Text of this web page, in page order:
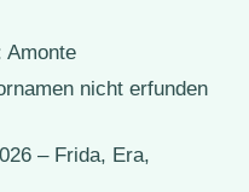
Amonte
nicht erfunden
– Frida, Era,